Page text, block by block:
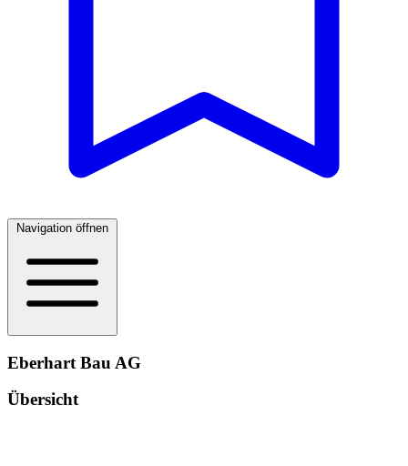
Navigation öffnen
Eberhart Bau AG
Übersicht